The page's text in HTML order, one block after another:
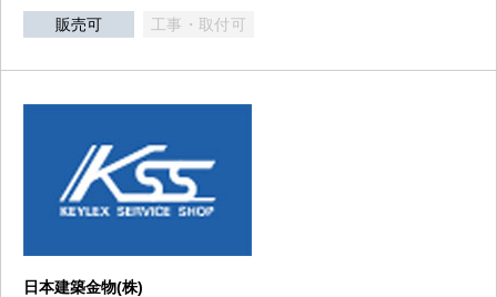
販売可 工事・取付可
日本建築金物(株)